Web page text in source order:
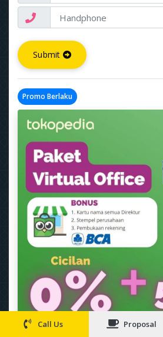
Submit
Promo Berlaku
Call Us Proposal